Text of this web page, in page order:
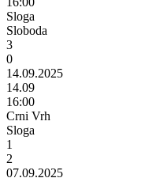
Sloga
Sloboda
3
0
14.09.2025
14.09
16:00
Crni Vrh
Sloga
1
2
07.09.2025